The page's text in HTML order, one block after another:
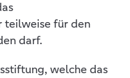
teilweise für den
darf.
welche das